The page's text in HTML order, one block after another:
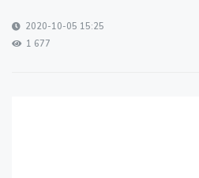
2020-10-05 15:25
1 677